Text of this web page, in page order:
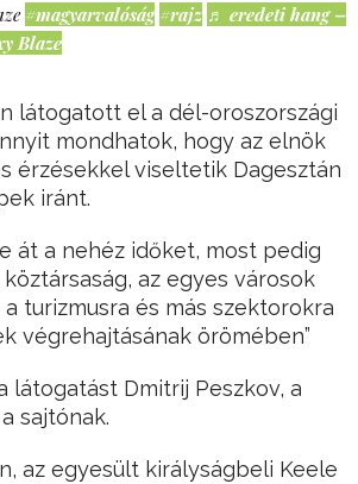
#magyarvalóság #rajz ♬ eredeti hang –
Blaze
látogatott el a dél-oroszországi
mondhatok, hogy az elnök
érzésekkel viseltetik Dagesztán
iránt.
át a nehéz időket, most pedig
az egyes városok
turizmusra és más szektorokra
végrehajtásának örömében”
látogatást Dmitrij Peszkov, a
sajtónak.
az egyesült királyságbeli Keele